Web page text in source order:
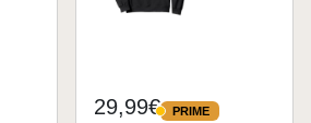
29,99€ PRIME
PRIME